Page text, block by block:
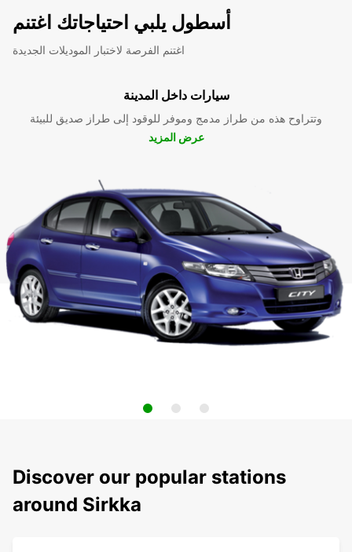
أسطول يلبي احتياجاتك اغتنم
اغتنم الفرصة لاختبار الموديلات الجديدة
سيارات داخل المدينة
وتتراوح هذه من طراز مدمج وموفر للوقود إلى طراز صديق للبيئة
عرض المزيد
Discover our popular stations
around Sirkka